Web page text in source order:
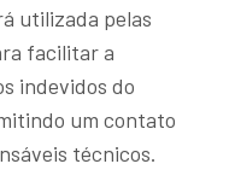
utilizada pelas
facilitar a
indevidos do
um contato
técnicos.